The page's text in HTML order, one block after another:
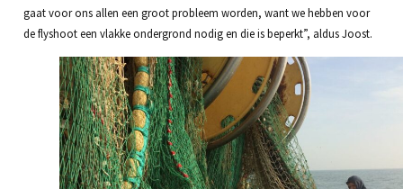
gaat voor ons allen een groot probleem worden, want we hebben voor
de flyshoot een vlakke ondergrond nodig en die is beperkt”, aldus Joost.